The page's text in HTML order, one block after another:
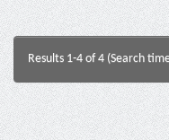
Results 1-4 of 4 (Search